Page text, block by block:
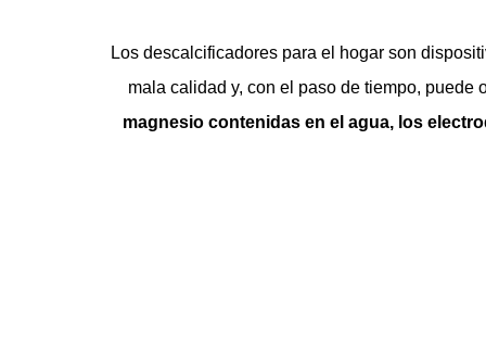
Los descalcificadores para el hogar son
mala calidad y, con el paso de tiempo,
magnesio contenidas en el agua, los